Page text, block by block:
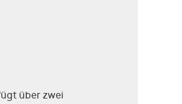
über zwei